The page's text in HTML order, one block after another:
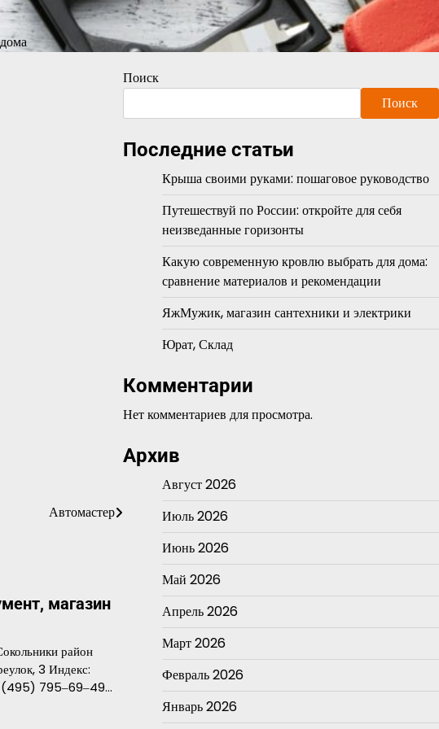
Автомастер
магазин
район
3 Индекс:
(495) 795‒69‒49…
Поиск
Поиск
Последние статьи
Крыша своими руками: пошаговое руководство
Путешествуй по России: откройте для себя
неизведанные горизонты
Какую современную кровлю выбрать для дома:
сравнение материалов и рекомендации
ЯжМужик, магазин сантехники и электрики
Юрат, Склад
Комментарии
Нет комментариев для просмотра.
Архив
Август 2026
Июль 2026
Июнь 2026
Май 2026
Апрель 2026
Март 2026
Февраль 2026
Январь 2026